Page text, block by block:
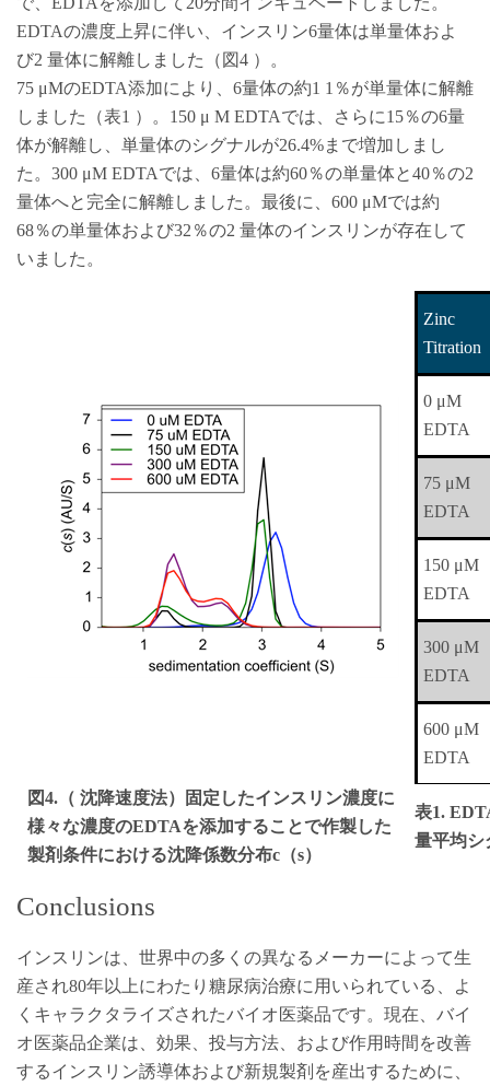
EDTAの濃度上昇に伴い、インスリン6量体は単量体およ
び2 量体に解離しました（図4 ）。
75 μMのEDTA添加により、6量体の約1 1％が単量体に解離
しました（表1 ）。150 μ M EDTAでは、さらに15％の6量
体が解離し、単量体のシグナルが26.4%まで増加しまし
た。300 μM EDTAでは、6量体は約60％の単量体と40％の2
量体へと完全に解離しました。最後に、600 μMでは約
68％の単量体および32％の2 量体のインスリンが存在して
いました。
Zinc
Titration
0 μM
EDTA
75 μM
EDTA
150 μM
EDTA
300 μM
EDTA
600 μM
EDTA
図4.（ 沈降速度法）固定したインスリン濃度に
様々な濃度のEDTAを添加することで作製した
製剤条件における沈降係数分布c（s）
表1.
量平均シ
Conclusions
インスリンは、世界中の多くの異なるメーカーによって生
産され80年以上にわたり糖尿病治療に用いられている、よ
くキャラクタライズされたバイオ医薬品です。現在、バイ
オ医薬品企業は、効果、投与方法、および作用時間を改善
するインスリン誘導体および新規製剤を産出するために、